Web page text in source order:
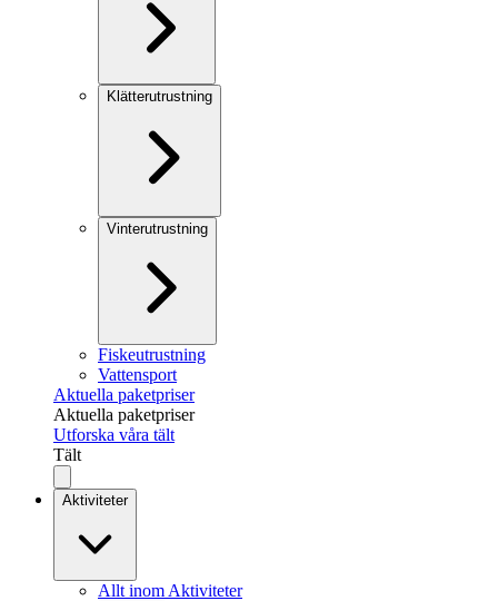
Klätterutrustning
Vinterutrustning
Fiskeutrustning
Vattensport
Aktuella paketpriser
Aktuella paketpriser
Utforska våra tält
Tält
Aktiviteter
Allt inom Aktiviteter